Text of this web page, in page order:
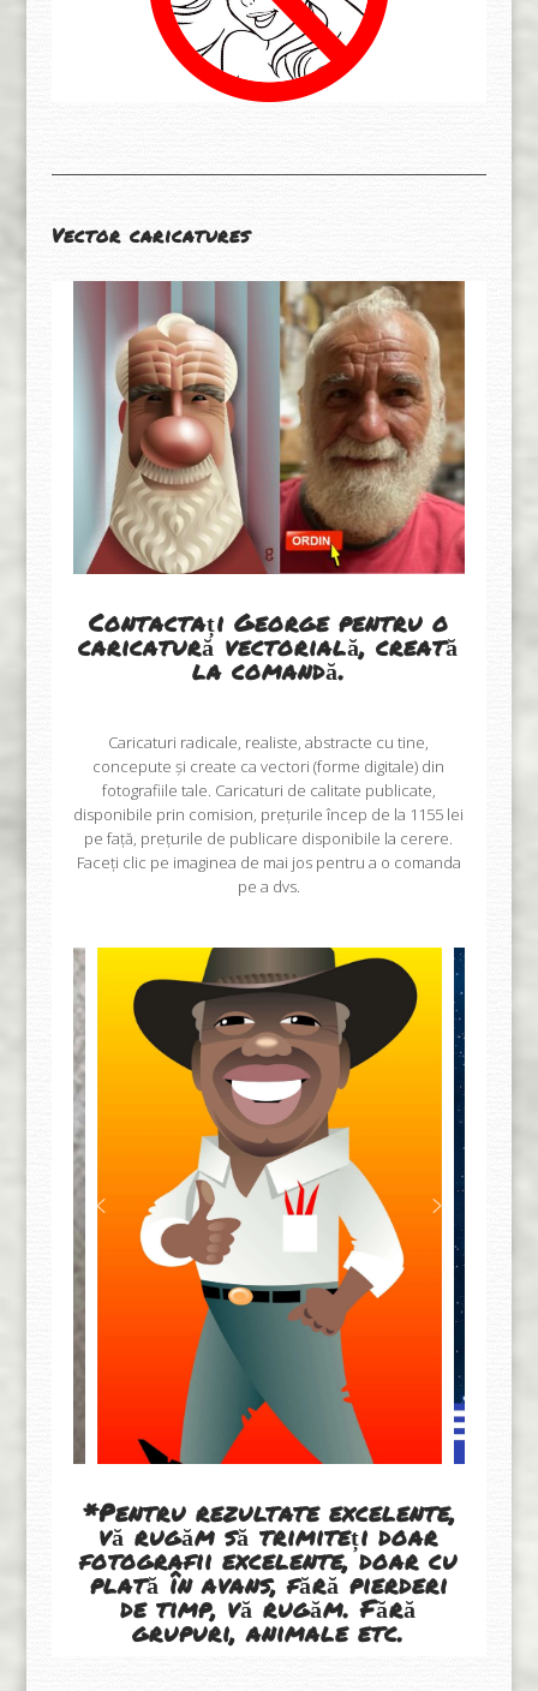
Vector caricatures
Contactați George pentru o
caricatură vectorială, creată
la comandă.
Caricaturi radicale, realiste, abstracte cu tine,
concepute și create ca vectori (forme digitale) din
fotografiile tale. Caricaturi de calitate publicate,
disponibile prin comision, prețurile încep de la 1155 lei
pe față, prețurile de publicare disponibile la cerere.
Faceți clic pe imaginea de mai jos pentru a o comanda
pe a dvs.
*Pentru rezultate excelente,
vă rugăm să trimiteți doar
fotografii excelente, doar cu
plată în avans, fără pierderi
de timp, vă rugăm. Fără
grupuri, animale etc.